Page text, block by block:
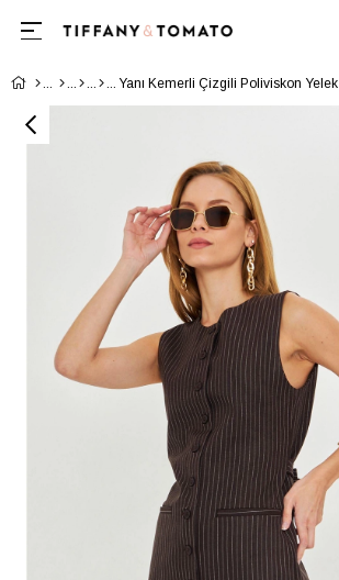
Yanı Kemerli Çizgili Poliviskon Yelek